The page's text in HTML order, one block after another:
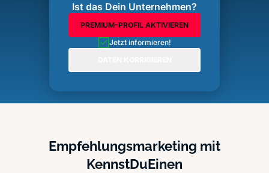
Ist das Dein Unternehmen?
PREMIUM-PROFIL AKTIVIEREN
Jetzt informieren!
Empfehlungsmarketing mit
KennstDuEinen